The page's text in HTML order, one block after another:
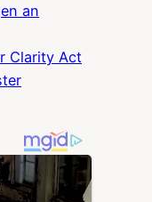
an
Clarity Act